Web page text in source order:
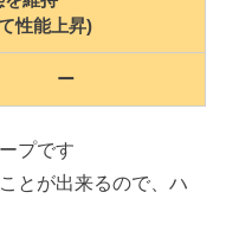
性能上昇)
ー
プです
とが出来るので、ハ